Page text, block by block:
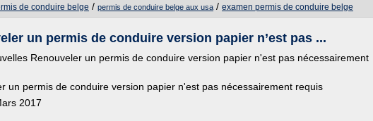
de conduire belge / permis de conduire belge aux usa / examen permis de conduire belge
un permis de conduire version papier n’est pas ...
Renouveler un permis de conduire version papier n'est pas nécessairement
un permis de conduire version papier n'est pas nécessairement requis
2017